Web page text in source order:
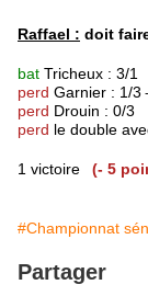
Raffael : doit
bat Tricheux : 3/1
perd Garnier : 1/3 -
perd Drouin : 0/3
perd le double
1 victoire (- 5
#Championnat
Partager